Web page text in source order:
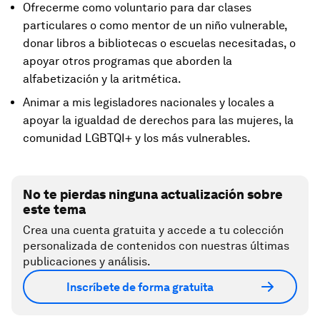
Ofrecerme como voluntario para dar clases
particulares o como mentor de un niño vulnerable,
donar libros a bibliotecas o escuelas necesitadas, o
apoyar otros programas que aborden la
alfabetización y la aritmética.
Animar a mis legisladores nacionales y locales a
apoyar la igualdad de derechos para las mujeres, la
comunidad LGBTQI+ y los más vulnerables.
No te pierdas ninguna actualización sobre
este tema
Crea una cuenta gratuita y accede a tu colección
personalizada de contenidos con nuestras últimas
publicaciones y análisis.
Inscríbete de forma gratuita